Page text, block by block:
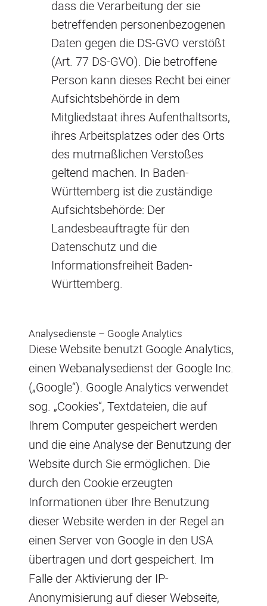
dass die Verarbeitung der sie
betreffenden personenbezogenen
Daten gegen die DS-GVO verstößt
(Art. 77 DS-GVO). Die betroffene
Person kann dieses Recht bei einer
Aufsichtsbehörde in dem
Mitgliedstaat ihres Aufenthaltsorts,
ihres Arbeitsplatzes oder des Orts
des mutmaßlichen Verstoßes
geltend machen. In Baden-
Württemberg ist die zuständige
Aufsichtsbehörde: Der
Landesbeauftragte für den
Datenschutz und die
Informationsfreiheit Baden-
Württemberg.
Analysedienste – Google Analytics
Diese Website benutzt Google Analytics,
einen Webanalysedienst der Google Inc.
(„Google“). Google Analytics verwendet
sog. „Cookies“, Textdateien, die auf
Ihrem Computer gespeichert werden
und die eine Analyse der Benutzung der
Website durch Sie ermöglichen. Die
durch den Cookie erzeugten
Informationen über Ihre Benutzung
dieser Website werden in der Regel an
einen Server von Google in den USA
übertragen und dort gespeichert. Im
Falle der Aktivierung der IP-
Anonymisierung auf dieser Webseite,